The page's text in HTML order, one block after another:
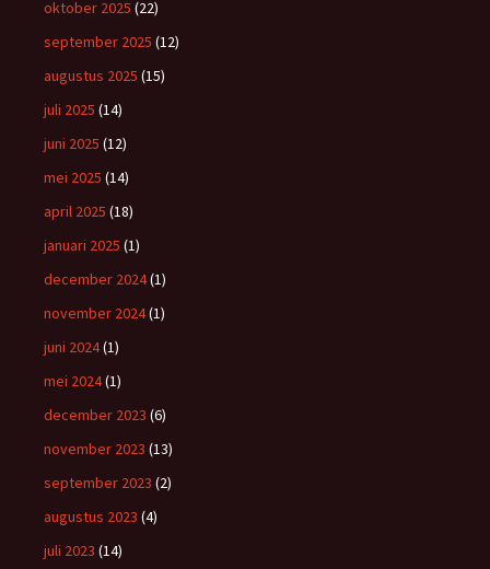
oktober 2025 (22)
september 2025 (12)
augustus 2025 (15)
juli 2025 (14)
juni 2025 (12)
mei 2025 (14)
april 2025 (18)
januari 2025 (1)
december 2024(1)
november 2024(1)
juni 2024(1)
mei 2024(1)
december 2023 (6)
november 2023 (13)
september 2023 (2)
augustus 2023 (4)
juli 2023 (14)